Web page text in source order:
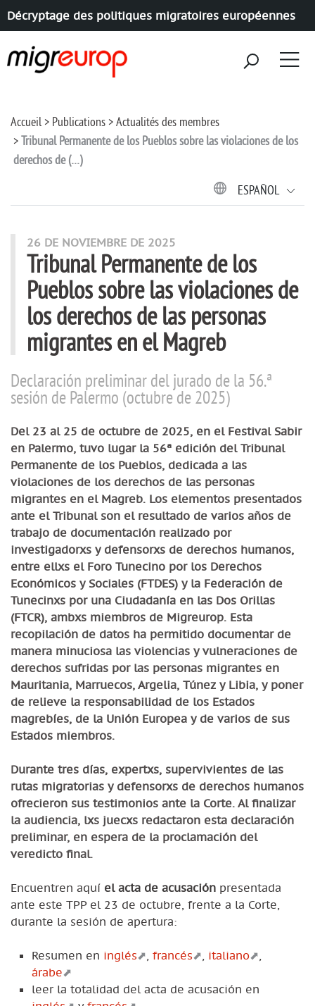
Décryptage des politiques migratoires européennes
Accueil Publications
Actualités des membres
Tribunal Permanente de los Pueblos sobre las violaciones de los
derechos de (…)
ESPAÑOL
26 DE NOVIEMBRE DE 2025
Tribunal Permanente de los
Pueblos sobre las violaciones de
los derechos de las personas
migrantes en el Magreb
Declaración preliminar del jurado de la 56.ª
sesión de Palermo (octubre de 2025)
Del 23 al 25 de octubre de 2025, en el Festival Sabir
en Palermo, tuvo lugar la 56ª edición del Tribunal
Permanente de los Pueblos, dedicada a las
violaciones de los derechos de las personas
migrantes en el Magreb. Los elementos presentados
ante el Tribunal son el resultado de varios años de
trabajo de documentación realizado por
investigadorxs y defensorxs de derechos humanos,
entre ellxs el Foro Tunecino por los Derechos
Económicos y Sociales (FTDES) y la Federación de
Tunecinxs por una Ciudadanía en las Dos Orillas
(FTCR), ambxs miembros de Migreurop. Esta
recopilación de datos ha permitido documentar de
manera minuciosa las violencias y vulneraciones de
derechos sufridas por las personas migrantes en
Mauritania, Marruecos, Argelia, Túnez y Libia, y poner
de relieve la responsabilidad de los Estados
magrebíes, de la Unión Europea y de varios de sus
Estados miembros.
Durante tres días, expertxs, supervivientes de las
rutas migratorias y defensorxs de derechos humanos
ofrecieron sus testimonios ante la Corte. Al finalizar
la audiencia, lxs juecxs redactaron esta declaración
preliminar, en espera de la proclamación del
veredicto final.
Encuentren aquí el acta de acusación presentada
ante este TPP el 23 de octubre, frente a la Corte,
durante la sesión de apertura:
Resumen en inglés francés italiano
árabe
leer la totalidad del acta de acusación en